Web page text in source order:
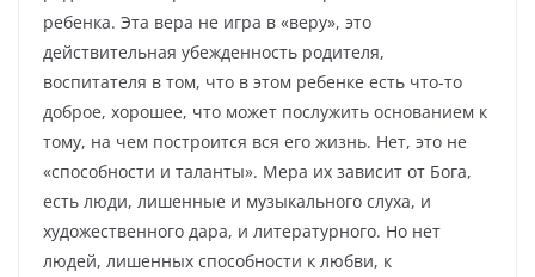
ребенка. Эта вера не игра в «веру», это
действительная убежденность родителя,
воспитателя в том, что в этом ребенке есть что-то
доброе, хорошее, что может послужить основанием к
тому, на чем построится вся его жизнь. Нет, это не
«способности и таланты». Мера их зависит от Бога,
есть люди, лишенные и музыкального слуха, и
художественного дара, и литературного. Но нет
людей, лишенных способности к любви, к